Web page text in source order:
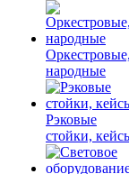
Оркестровые,
народные
Рэковые
стойки,